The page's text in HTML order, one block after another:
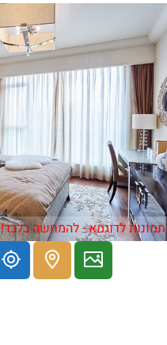
תמונות לדוגמא - להמחשה בלבד!